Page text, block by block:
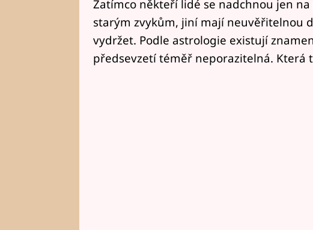
Zatímco někteří lidé se nadchnou jen
starým zvykům, jiní mají neuvěřitelnou
vydržet. Podle astrologie existují
předsevzetí téměř neporazitelná. Která